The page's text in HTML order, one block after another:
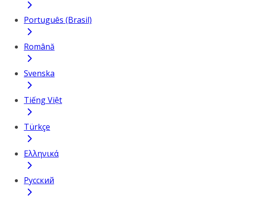
Português (Brasil)
Română
Svenska
Tiếng Việt
Türkçe
Ελληνικά
Русский